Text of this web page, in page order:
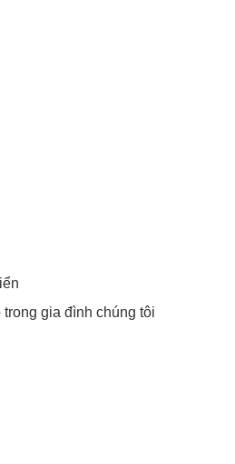
gia đình chúng tôi